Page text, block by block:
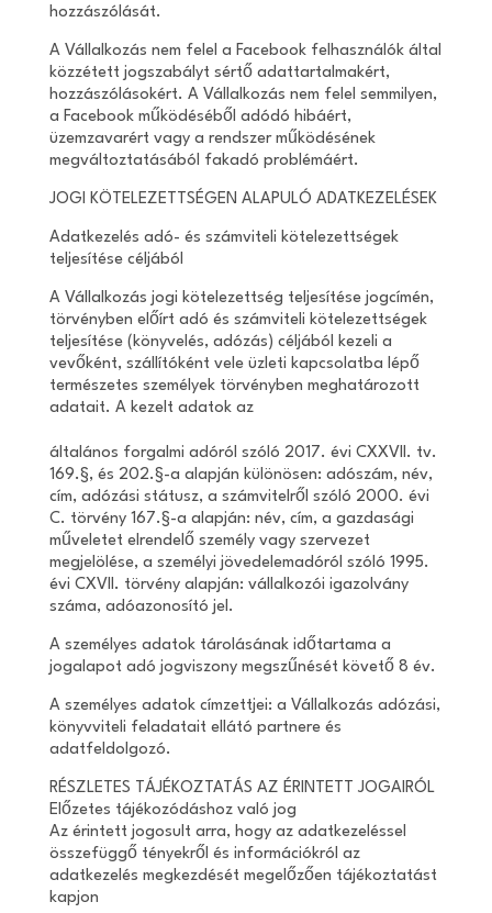
hozzászólását.
A Vállalkozás nem felel a Facebook felhasználók által
közzétett jogszabályt sértő adattartalmakért,
hozzászólásokért. A Vállalkozás nem felel semmilyen,
a Facebook működéséből adódó hibáért,
üzemzavarért vagy a rendszer működésének
megváltoztatásából fakadó problémáért.
JOGI KÖTELEZETTSÉGEN ALAPULÓ ADATKEZELÉSEK
Adatkezelés adó- és számviteli kötelezettségek
teljesítése céljából
A Vállalkozás jogi kötelezettség teljesítése jogcímén,
törvényben előírt adó és számviteli kötelezettségek
teljesítése (könyvelés, adózás) céljából kezeli a
vevőként, szállítóként vele üzleti kapcsolatba lépő
természetes személyek törvényben meghatározott
adatait. A kezelt adatok az
általános forgalmi adóról szóló 2017. évi CXXVII. tv.
169.§, és 202.§-a alapján különösen: adószám, név,
cím, adózási státusz, a számvitelről szóló 2000. évi
C. törvény 167.§-a alapján: név, cím, a gazdasági
műveletet elrendelő személy vagy szervezet
megjelölése, a személyi jövedelemadóról szóló 1995.
évi CXVII. törvény alapján: vállalkozói igazolvány
száma, adóazonosító jel.
A személyes adatok tárolásának időtartama a
jogalapot adó jogviszony megszűnését követő 8 év.
A személyes adatok címzettjei: a Vállalkozás adózási,
könyvviteli feladatait ellátó partnere és
adatfeldolgozó.
RÉSZLETES TÁJÉKOZTATÁS AZ ÉRINTETT JOGAIRÓL
Előzetes tájékozódáshoz való jog
Az érintett jogosult arra, hogy az adatkezeléssel
összefüggő tényekről és információkról az
adatkezelés megkezdését megelőzően tájékoztatást
kapjon